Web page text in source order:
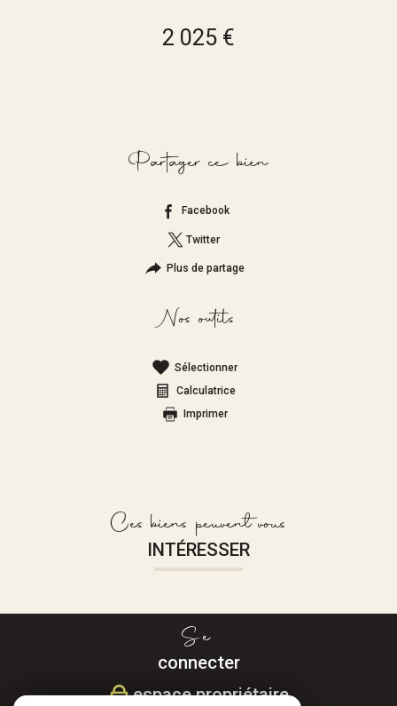
2 025 €
Partager ce bien
Facebook
Twitter
Plus de partage
Nos outils
Sélectionner
Calculatrice
Imprimer
Ces biens peuvent vous
INTÉRESSER
Se
connecter
espace propriétaire